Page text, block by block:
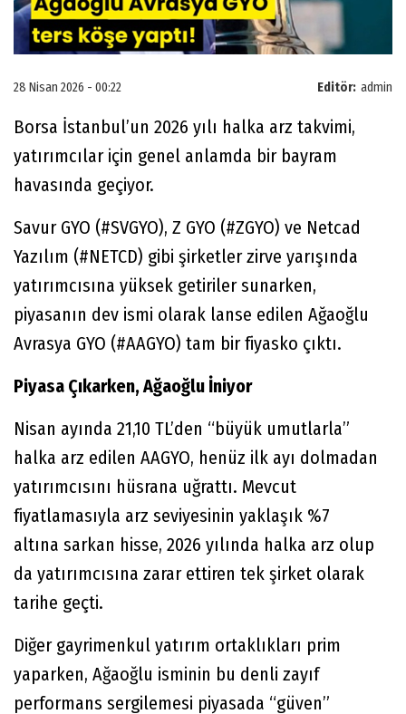
Editör: admin
28 Nisan 2026 - 00:22
Borsa İstanbul’un 2026 yılı halka arz takvimi,
yatırımcılar için genel anlamda bir bayram
havasında geçiyor.
Savur GYO (#SVGYO), Z GYO (#ZGYO) ve Netcad
Yazılım (#NETCD) gibi şirketler zirve yarışında
yatırımcısına yüksek getiriler sunarken,
piyasanın dev ismi olarak lanse edilen Ağaoğlu
Avrasya GYO (#AAGYO) tam bir fiyasko çıktı.
Piyasa Çıkarken, Ağaoğlu İniyor
Nisan ayında 21,10 TL’den “büyük umutlarla”
halka arz edilen AAGYO, henüz ilk ayı dolmadan
yatırımcısını hüsrana uğrattı. Mevcut
fiyatlamasıyla arz seviyesinin yaklaşık %7
altına sarkan hisse, 2026 yılında halka arz olup
da yatırımcısına zarar ettiren tek şirket olarak
tarihe geçti.
Diğer gayrimenkul yatırım ortaklıkları prim
yaparken, Ağaoğlu isminin bu denli zayıf
performans sergilemesi piyasada “güven”